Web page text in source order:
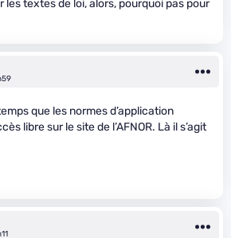
les textes de loi, alors, pourquoi pas pour
que les normes d’application
libre sur le site de l’AFNOR. Là il s’agit